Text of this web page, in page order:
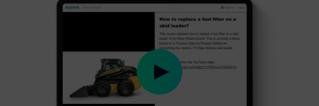
Play